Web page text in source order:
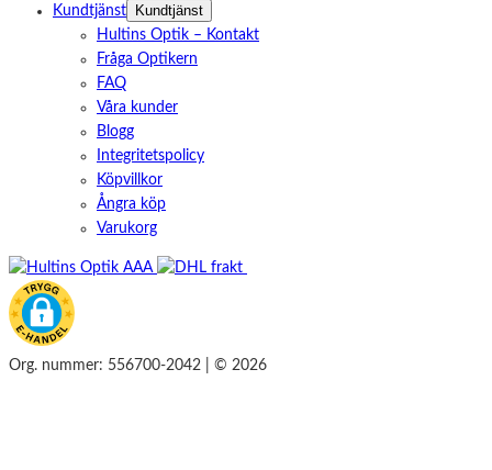
Kundtjänst
Kundtjänst
Hultins Optik – Kontakt
Fråga Optikern
FAQ
Våra kunder
Blogg
Integritetspolicy
Köpvillkor
Ångra köp
Varukorg
Org. nummer: 556700-2042 | © 2026